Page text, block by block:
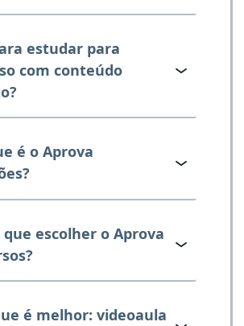
estudar para
com conteúdo
é o Aprova
que escolher o Aprova
é melhor: videoaula